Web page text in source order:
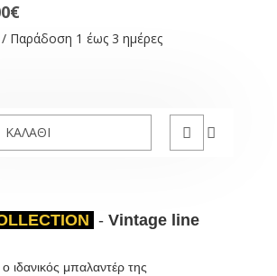
Παράδοση 1 έως 3 ημέρες
ΚΑΛΆΘΙ
- Vintage line
ο ιδανικός μπαλαντέρ της